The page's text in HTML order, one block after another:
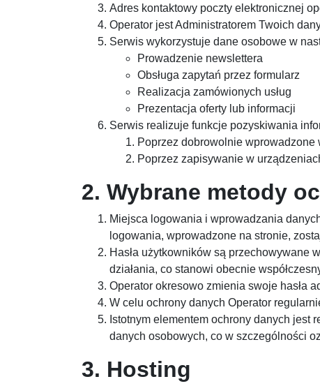
Adres kontaktowy poczty elektronicznej
Operator jest Administratorem Twoich
Serwis wykorzystuje dane osobowe w
Prowadzenie newslettera
Obsługa zapytań przez formularz
Realizacja zamówionych usług
Prezentacja oferty lub informacji
Serwis realizuje funkcje pozyskiwania
Poprzez dobrowolnie wprowadzone
Poprzez zapisywanie w
2. Wybrane metody
Miejsca logowania i wprowadzania
logowania, wprowadzone na stronie,
Hasła użytkowników są przechowywane
działania, co stanowi obecnie
Operator okresowo zmienia swoje hasła
W celu ochrony danych Operator
Istotnym elementem ochrony danych
danych osobowych, co w szczególności
3. Hosting